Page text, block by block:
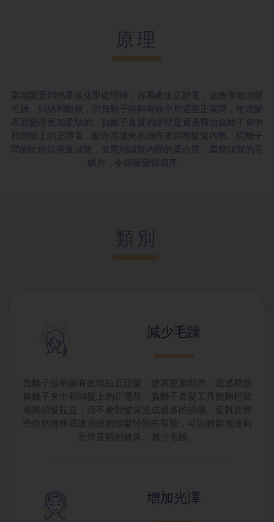
原理
當頭髮受到熱量或化學處理時，容易產生正靜電，這會導致頭髮
毛躁、糾結和斷裂，而負離子能夠有效中和這些正電荷，使頭髮
表面變得更加柔順的。負離子直髮的原理是通過釋放負離子來中
和頭髮上的正靜電，配合高溫夾的操作來調整髮質內氫、硫離子
間的比例以夾直頭髮，並壓縮頭髮內部的蛋白質，重整頭髮的毛
鱗片，令頭髮變得扁直。
類別
減少毛躁
負離子技術能有效地拉直頭髮，使其更加順滑。通過釋放
負離子來中和頭髮上的正電荷，負離子直髮工具能夠輕鬆
地將頭髮拉直，而不會對髮質造成過多的損傷。這對於那
些自然捲曲或波浪狀的頭髮特別有幫助，可以輕鬆地達到
光滑直順的效果​、減少毛躁。
增加光澤